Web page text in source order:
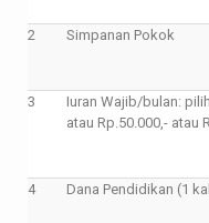
2 Simpanan Pokok
3
Iuran Wajib/bulan:
atau Rp.50.000,- atau
4 Dana Pendidikan (1